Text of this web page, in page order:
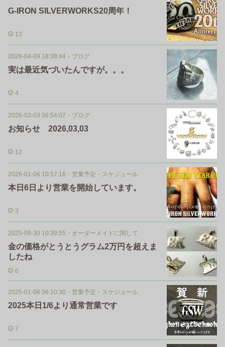
G-IRON SILVERWORKS20周年！
12
2026-04-09 18:38:44 ・ ブログ
実は最近気づいたんですが。。。
4
2026-03-03 06:54:07 ・ ブログ
お知らせ 2026,03,03
12
2026-01-06 10:57:16 ・ 営業予定・スケジュール
本日6日より営業を開始しています。
3
2025-09-30 10:39:55 ・ オーダーメイドに関して
金の価格がとうとうグラム2万円を超えま
したね
6
2025-01-06 06:10:30 ・ 営業予定・スケジュール
2025本日1/6より通常営業です
7